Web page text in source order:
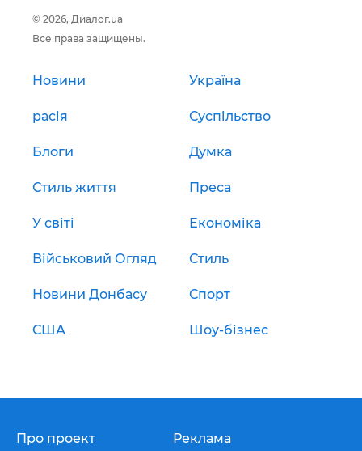
© 2026, Диалог.ua
Все права защищены.
Новини Україна
расія Суспільство
Блоги Думка
Стиль життя Преса
У світі Економіка
Військовий Огляд Стиль
Новини Донбасу Спорт
США Шоу-бізнес
Про проект Реклама